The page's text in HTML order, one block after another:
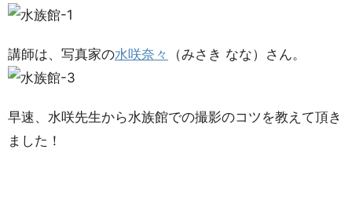
講師は、写真家の水咲奈々 （みさき なな）さん。
早速、水咲先生から水族館での撮影のコツを教えて頂き
ました！